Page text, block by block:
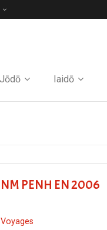
Jōdō Iaidō
PENH EN 2006
Voyages